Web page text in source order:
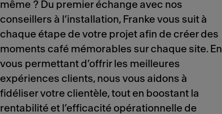
même ? Du premier échange avec nos
conseillers à l’installation, Franke vous suit à
chaque étape de votre projet afin de créer des
moments café mémorables sur chaque site. En
vous permettant d’offrir les meilleures
expériences clients, nous vous aidons à
fidéliser votre clientèle, tout en boostant la
rentabilité et l’efficacité opérationnelle de